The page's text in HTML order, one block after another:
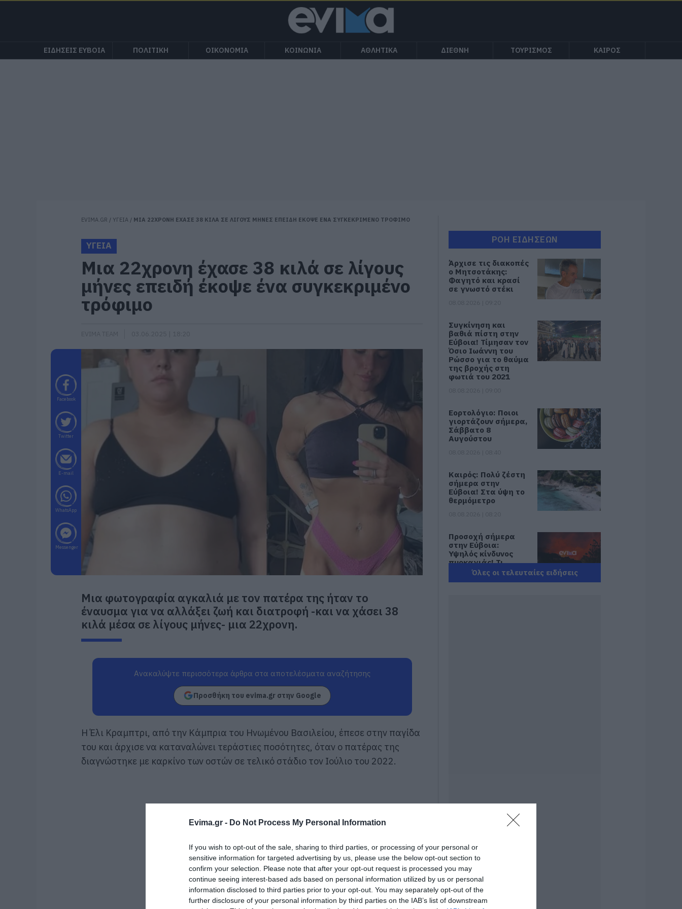
Evima.gr - Do Not Process My Personal Information
If you wish to opt-out of the sale, sharing to third parties, or processing of your personal or
sensitive information for targeted advertising by us, please use the below opt-out section to
confirm your selection. Please note that after your opt-out request is processed you may
continue seeing interest-based ads based on personal information utilized by us or personal
information disclosed to third parties prior to your opt-out. You may separately opt-out of the
further disclosure of your personal information by third parties on the IAB’s list of downstream
ΕΙΔΗΣΕΙΣ ΕΥΒΟΙΑ ΠΟΛΙΤΙΚΗ ΟΙΚΟΝΟΜΙΑ ΚΟΙΝΩΝΙΑ ΑΘΛΗΤΙΚΑ ΔΙΕΘΝΗ ΤΟΥΡΙΣΜΟΣ ΚΑΙΡΟΣ
EVIMA.GR / ΥΓΕΙΑ / ΜΙΑ 22ΧΡΟΝΗ ΕΧΑΣΕ 38 ΚΙΛΑ ΣΕ ΛΙΓΟΥΣ ΜΗΝΕΣ ΕΠΕΙΔΗ ΕΚΟΨΕ ΕΝΑ ΣΥΓΚΕΚΡΙΜΕΝΟ ΤΡΟΦΙΜΟ
ΥΓΕΙΑ
Μια 22χρονη έχασε 38 κιλά σε λίγους
μήνες επειδή έκοψε ένα συγκεκριμένο
τρόφιμο
Facebook
Twitter
E-mail
WhatsApp
Messenger
Μια φωτογραφία αγκαλιά με τον πατέρα της ήταν το
έναυσμα για να αλλάξει ζωή και διατροφή -και να χάσει 38
κιλά μέσα σε λίγους μήνες- μια 22χρονη.
Ανακαλύψτε περισσότερα άρθρα στα αποτελέσματα αναζήτησης
Προσθήκη του evima.gr στην Google
Η Έλι Κραμπτρι, από την Κάμπρια του Ηνωμένου Βασιλείου, έπεσε στην παγίδα
του και άρχισε να καταναλώνει τεράστιες ποσότητες, όταν ο πατέρας της
διαγνώστηκε με καρκίνο των οστών σε τελικό στάδιο τον Ιούλιο του 2022.
ΡΟΗ ΕΙΔΗΣΕΩΝ
Άρχισε τις διακοπές
ο Μητσοτάκης:
Φαγητό και κρασί
σε γνωστό στέκι
Συγκίνηση και
βαθιά πίστη στην
Εύβοια! Τίμησαν τον
Όσιο Ιωάννη του
Ρώσσο για το θαύμα
της βροχής στη
φωτιά του 2021
Εορτολόγιο: Ποιοι
γιορτάζουν σήμερα,
Σάββατο 8
Αυγούστου
Καιρός: Πολύ ζέστη
σήμερα στην
Εύβοια! Στα ύψη το
θερμόμετρο
Προσοχή σήμερα
στην Εύβοια:
Υψηλός κίνδυνος
πυρκαγιάς! Τι
απαγορεύεται από
την Πολιτική
υλικές ζημιές
07.08.2026 | 21:40
Εύβοια: Γυναίκα
έπεσε θύμα
διαδικτυακής
Όλες οι τελευταίες ειδήσεις